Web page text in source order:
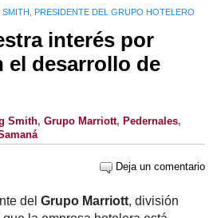
PRESIDENTE DEL GRUPO HOTELERO
interés por
el desarrollo de
Smith, Grupo Marriott, Pedernales,
Deja un comentario
del Grupo Marriott, división